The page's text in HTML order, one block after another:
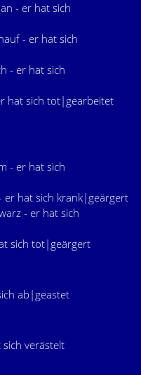
- er hat sich
- er hat sich
- er hat sich
hat sich tot|gearbeitet
- er hat sich
er hat sich krank|geärgert
- er hat sich
sich tot|geärgert
ab|geastet
verästelt